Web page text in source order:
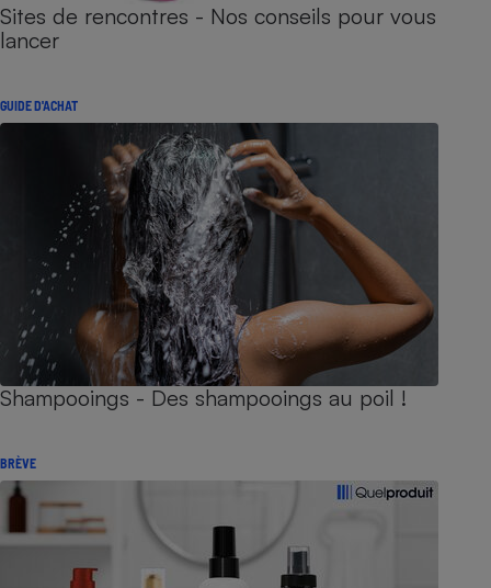
Sites de rencontres - Nos conseils pour vous
lancer
GUIDE D'ACHAT
Shampooings - Des shampooings au poil !
BRÈVE